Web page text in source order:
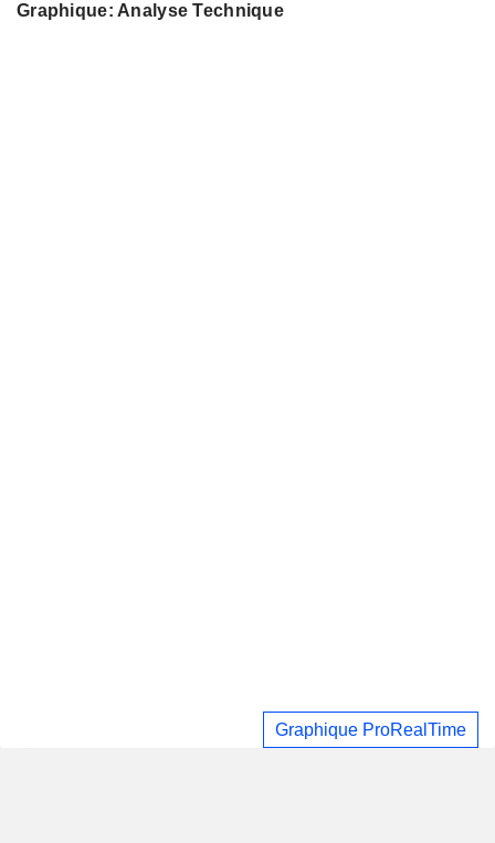
Graphique: Analyse Technique
Graphique ProRealTime